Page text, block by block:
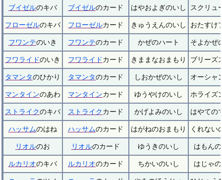
ブイゼルのキバ ブイゼルのカード はやおよぎのいし スクリュ
フローゼルのキバ フローゼルカード きゅうえんのいし おたすけ
フワンテのいき フワンテのカード かぜのハート そよかぜ
フワライドのいき フワライドカード きままなおまもり ブリーズ
タマンタのひかり タマンタのカード しおかぜのいし オーシャ
マンタインのあわ マンタインカード ゆうやけのいし ホライズ
ストライクのキバ ストライクカード かげよみのいし はやての
ハッサムのはね ハッサムのカード はがねのおまもり くれない
リオルのお リオルのカード ゆうきのいし はもん
ルカリオのキバ ルカリオのカード ちかいのいし はじゃ